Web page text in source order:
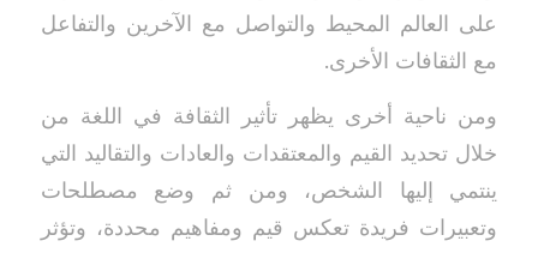
على العالم المحيط والتواصل مع الآخرين والتفاعل
مع الثقافات الأخرى.
ومن ناحية أخرى يظهر تأثير الثقافة في اللغة من
خلال تحديد القيم والمعتقدات والعادات والتقاليد التي
ينتمي إليها الشخص، ومن ثم وضع مصطلحات
وتعبيرات فريدة تعكس قيم ومفاهيم محددة، وتؤثر